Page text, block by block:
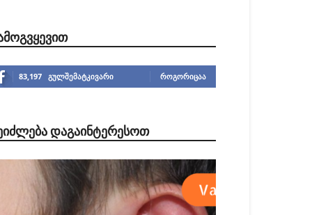
83,197 გულშემატკივარი ᲠᲝᲒᲝᲠᲘᲪᲐᲐ
ᲓᲐᲒᲐᲘᲜᲢᲔᲠᲔᲡᲝᲗ